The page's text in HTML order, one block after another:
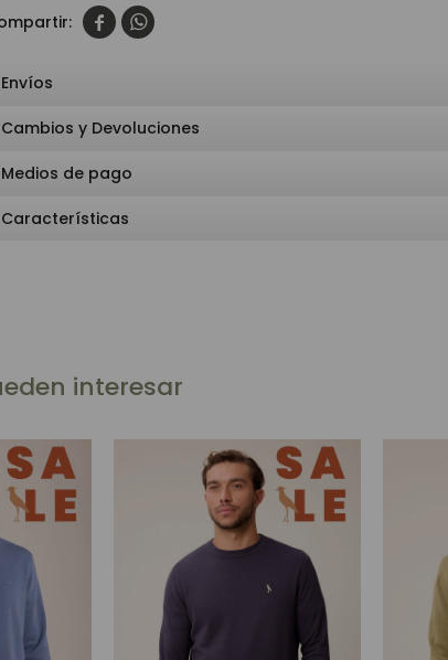
 
Envíos
Cambios y Devoluciones
Medios de pago
Características
interesar